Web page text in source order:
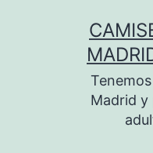
Madrid y